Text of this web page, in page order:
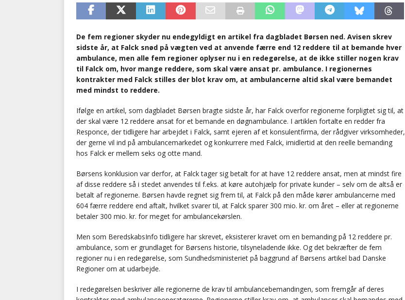
De fem regioner skyder nu endegyldigt en artikel fra dagbladet Børsen ned. Avisen skrev
sidste år, at Falck snød på vægten ved at anvende færre end 12 reddere til at bemande hver
ambulance, men alle fem regioner oplyser nu i en redegørelse, at de ikke stiller nogen krav
til Falck om, hvor mange reddere, som skal være ansat pr. ambulance. I regionernes
kontrakter med Falck stilles der blot krav om, at ambulancerne altid skal være bemandet
med mindst to reddere.
Ifølge en artikel, som dagbladet Børsen bragte sidste år, har Falck overfor regionerne forpligtet sig til, at
der skal være 12 reddere ansat for et bemande en døgnambulance. I artiklen fortalte en redder fra
Responce, der tidligere har arbejdet i Falck, samt ejeren af et konsulentfirma, der rådgiver virksomheder,
der gerne vil ind på ambulancemarkedet og konkurrere med Falck, imidlertid at den reelle bemanding
hos Falck er mellem seks og otte mand.
Børsens konklusion var derfor, at Falck tager sig betalt for at have 12 reddere ansat, men at mindst fire
af disse reddere så i stedet anvendes til f.eks. at køre autohjælp for private kunder – selv om de altså er
betalt af regionerne. Børsen havde regnet sig frem til, at Falck på den måde kører ambulancerne med
604 færre reddere end aftalt, hvilket svarer til, at Falck sparer 300 mio. kr. om året – eller at regionerne
betaler 300 mio. kr. for meget for ambulancekørslen.
Men som BeredskabsInfo tidligere har skrevet, eksisterer kravet om en bemanding på 12 reddere pr.
ambulance, som er grundlaget for Børsens historie, tilsyneladende ikke. Og det bekræfter de fem
regioner nu i en redegørelse, som Sundhedsministeriet på baggrund af Børsens artikel bad Danske
Regioner om at udarbejde.
I redegørelsen beskriver alle regionerne de krav til ambulancebemandingen, som fremgår af deres